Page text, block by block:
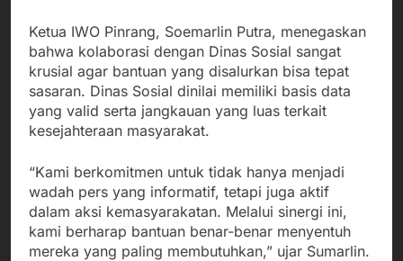
Ketua IWO Pinrang, Soemarlin Putra, menegaskan
bahwa kolaborasi dengan Dinas Sosial sangat
krusial agar bantuan yang disalurkan bisa tepat
sasaran. Dinas Sosial dinilai memiliki basis data
yang valid serta jangkauan yang luas terkait
kesejahteraan masyarakat.
“Kami berkomitmen untuk tidak hanya menjadi
wadah pers yang informatif, tetapi juga aktif
dalam aksi kemasyarakatan. Melalui sinergi ini,
kami berharap bantuan benar-benar menyentuh
mereka yang paling membutuhkan,” ujar Sumarlin.